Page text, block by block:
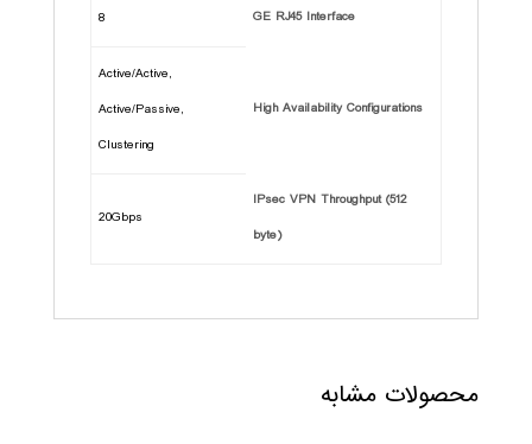
GE RJ45 Interface
8
High Availability Configurations
Active/Active,
Active/Passive,
Clustering
IPsec VPN Throughput (512
byte)
20Gbps
محصولات مشابه